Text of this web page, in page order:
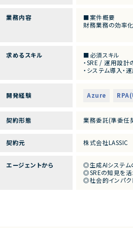
業務内容
■案件概要
財務業務の効率化
■業務内容
・生成AIシステム
・リリース運用手
・報告経路、エス
・お客様PMの指
・現状エラーが多
・業務利用可能な
■担当工程
・運用設計
・障害対応設計
・運用保守
求めるスキル
■必須スキル
・SRE / 運用設計
・システム導入・
・AI領域の経験
開発経験 Azure
契約形態 業務委託(準委任
契約元 株式会社LASSIC
エージェントから
◎生成AIシステム
◎SREの知見を活
◎社会的インパク